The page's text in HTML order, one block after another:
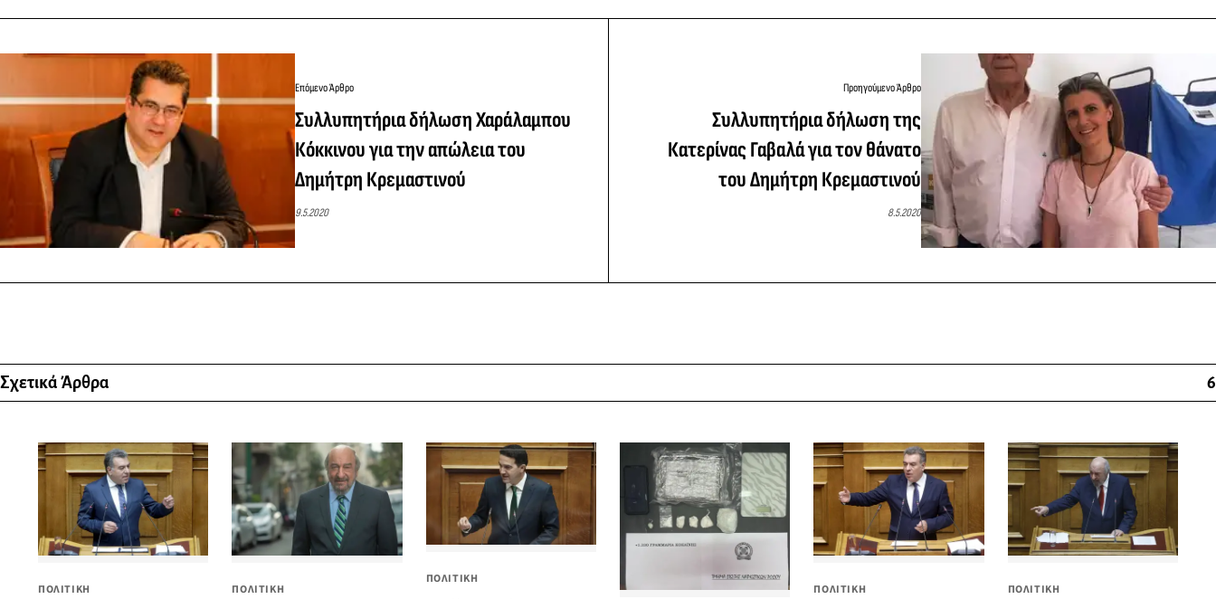
Επόμενο Άρθρο
Συλλυπητήρια δήλωση Χαράλαμπου
Κόκκινου για την απώλεια του
Δημήτρη Κρεμαστινού
9.5.2020
Προηγούμενο Άρθρο
Συλλυπητήρια δήλωση της
Κατερίνας Γαβαλά για τον θάνατο
του Δημήτρη Κρεμαστινού
8.5.2020
Σχετικά Άρθρα 6
ΠΟΛΙΤΙΚΗ ΠΟΛΙΤΙΚΗ
ΠΟΛΙΤΙΚΗ
ΠΟΛΙΤΙΚΗ ΠΟΛΙΤΙΚΗ